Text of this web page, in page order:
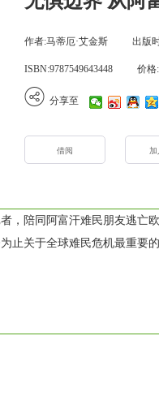
作者:马蒂厄·艾金斯 出版
ISBN:9787549643448 价格
分享至
借阅
，陪同阿富汗难民朋友逃亡
止关于全球难民危机最重要